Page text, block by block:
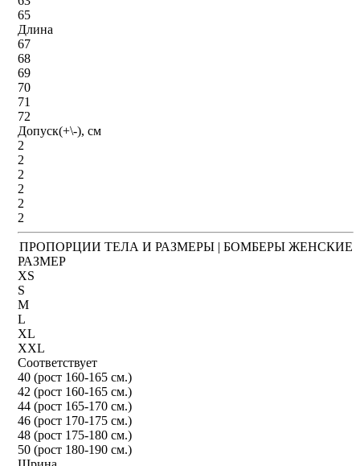
65
Длина
67
68
69
70
71
72
Допуск(+\-), см
2
2
2
2
2
2
ПРОПОРЦИИ ТЕЛА И РАЗМЕРЫ | БОМБЕРЫ ЖЕНСКИЕ
РАЗМЕР
XS
S
M
L
XL
XXL
Соответствует
40 (рост 160-165 см.)
42 (рост 160-165 см.)
44 (рост 165-170 см.)
46 (рост 170-175 см.)
48 (рост 175-180 см.)
50 (рост 180-190 см.)